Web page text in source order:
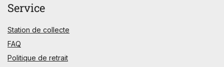
Service
Station de collecte
FAQ
Politique de retrait